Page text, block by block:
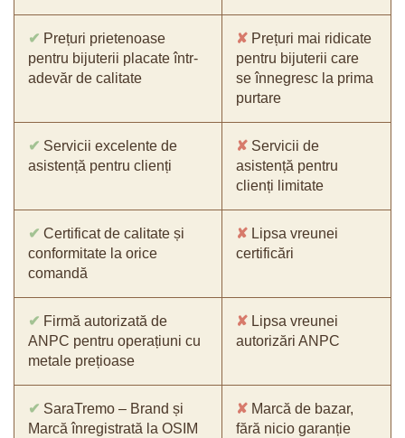
✔ Prețuri prietenoase
pentru bijuterii placate într-
adevăr de calitate
✘ Prețuri mai ridicate
pentru bijuterii care
se înnegresc la prima
purtare
✔ Servicii excelente de
asistență pentru clienți
✘ Servicii de
asistență pentru
clienți limitate
✔ Certificat de calitate și
conformitate la orice
comandă
✘ Lipsa vreunei
certificări
✔ Firmă autorizată de
ANPC pentru operațiuni cu
metale prețioase
✘ Lipsa vreunei
autorizări ANPC
✔ SaraTremo – Brand și
Marcă înregistrată la OSIM
✘ Marcă de bazar,
fără nicio garanție